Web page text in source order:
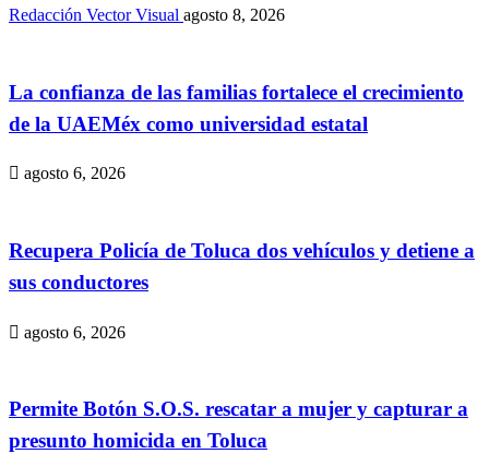
Redacción Vector Visual agosto 8, 2026
La confianza de las familias fortalece el crecimiento
de la UAEMéx como universidad estatal
agosto 6, 2026
Recupera Policía de Toluca dos vehículos y detiene a
sus conductores
agosto 6, 2026
Permite Botón S.O.S. rescatar a mujer y capturar a
presunto homicida en Toluca